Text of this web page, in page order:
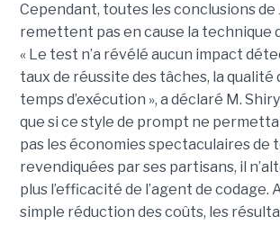
Cependant, toutes les conclusions de
remettent pas en cause la technique
« Le test n’a révélé aucun impact
taux de réussite des tâches, la qualité
temps d’exécution », a déclaré M.
que si ce style de prompt ne
pas les économies spectaculaires de
revendiquées par ses partisans, il
plus l’efficacité de l’agent de codage.
simple réduction des coûts, les